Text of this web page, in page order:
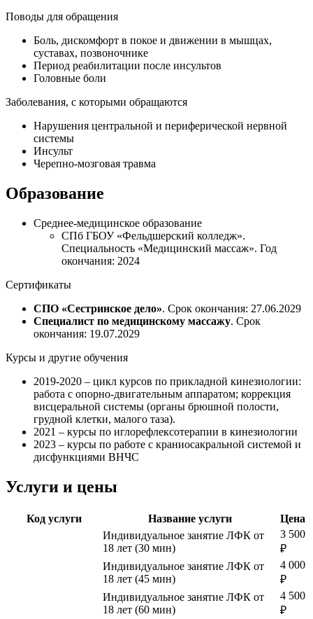
Поводы для обращения
Боль, дискомфорт в покое и движении в мышцах,
суставах, позвоночнике
Период реабилитации после инсультов
Головные боли
Заболевания, с которыми обращаются
Нарушения центральной и периферической нервной
системы
Инсульт
Черепно-мозговая травма
Образование
Среднее-медицинское образование
СПб ГБОУ «Фельдшерский колледж».
Специальность «Медицинский массаж». Год
окончания: 2024
Сертификаты
СПО «Сестринское дело». Срок окончания: 27.06.2029
Специалист по медицинскому массажу. Срок
окончания: 19.07.2029
Курсы и другие обучения
2019-2020 – цикл курсов по прикладной кинезиологии:
работа с опорно-двигательным аппаратом; коррекция
висцеральной системы (органы брюшной полости,
грудной клетки, малого таза).
2021 – курсы по иглорефлексотерапии в кинезиологии
2023 – курсы по работе с краниосакральной системой и
дисфункциями ВНЧС
Услуги и цены
Код услуги Название услуги
Цена
Индивидуальное занятие ЛФК от
18 лет (30 мин)
3 500
₽
Индивидуальное занятие ЛФК от
18 лет (45 мин)
4 000
₽
Индивидуальное занятие ЛФК от
18 лет (60 мин)
4 500
₽